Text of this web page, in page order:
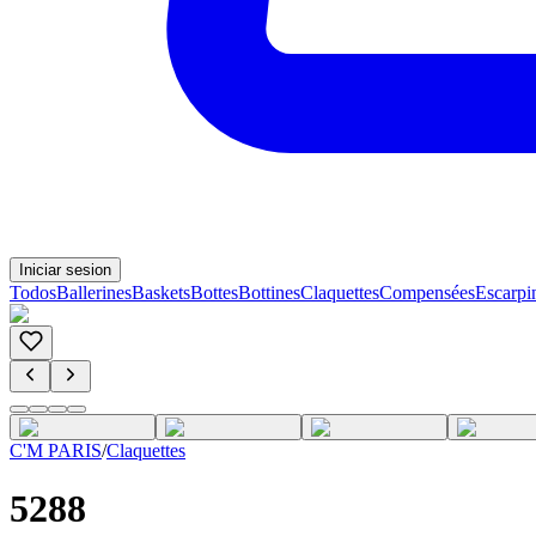
Iniciar sesion
TodosBallerinesBasketsBottesBottinesClaquettesCompensées
C'M PARIS/Claquettes
5288